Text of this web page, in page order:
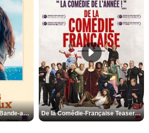
Les Matins merveilleux Bande-annonce VF De la Comédie-Française Teaser VF